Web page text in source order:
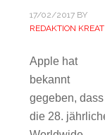
17/02/2017BY
REDAKTION
Apple hat
bekannt
gegeben, dass
die 28.